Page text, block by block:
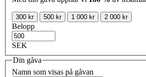
300 kr 500 kr 1 000 kr 2 000 kr
Belopp
SEK
Din gåva
Namn som visas på gåvan